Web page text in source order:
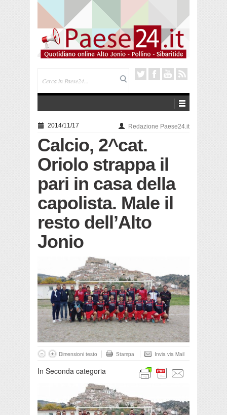
Saracena. Presentato “America”, il romanzo di Luigi
Pandolfi che racconta l’emigrazione
2014/11/17 Redazione Paese24.it
Calcio, 2^cat.
Oriolo strappa il
pari in casa della
capolista. Male il
resto dell’Alto
Jonio
Dimensioni testo Stampa Invia via Mail
In Seconda categoria